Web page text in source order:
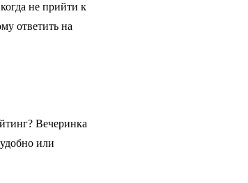
не прийти к
ответить на
Вечеринка
или